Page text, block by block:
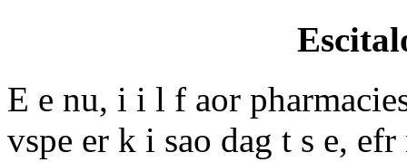
E e nu, i i l f aor
vspe er k i sao dag t s e,